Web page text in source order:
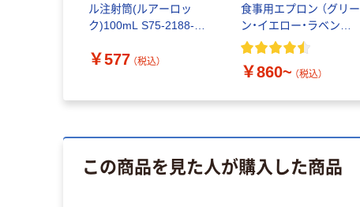
ル注射筒(ルアーロッ
ク)100mL S75-2188-05
品）
￥577 （税込）
食事用エプロン （グリー
ン・イエロー・ラベンダ
ー・ホワイト）
￥860~ （税込）
この商品を見た人が購入した商品